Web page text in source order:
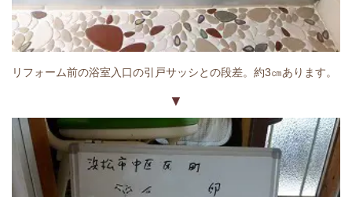
リフォーム前の浴室入口の引戸サッシとの段差。約3㎝あります。
▼